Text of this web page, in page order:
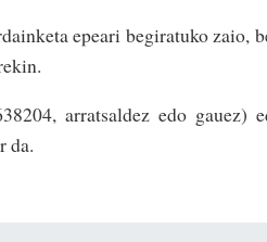
epeari begiratuko zaio,
arratsaldez edo gauez)
da.